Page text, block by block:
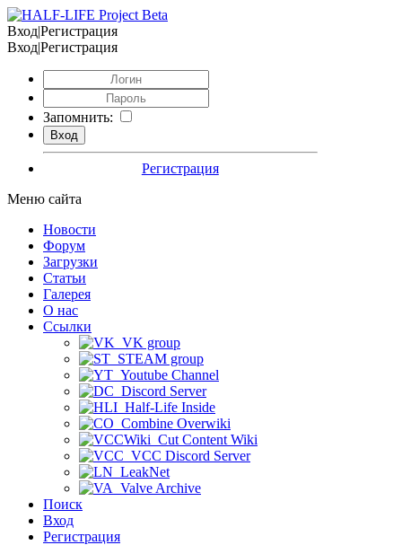
Вход|Регистрация
Вход|Регистрация
Запомнить:
Регистрация
Меню сайта
Новости
Форум
Загрузки
Статьи
Галерея
О нас
Ссылки
VK group
STEAM group
Youtube Channel
Discord Server
Half-Life Inside
Combine Overwiki
Cut Content Wiki
VCC Discord Server
LeakNet
Valve Archive
Поиск
Вход
Регистрация